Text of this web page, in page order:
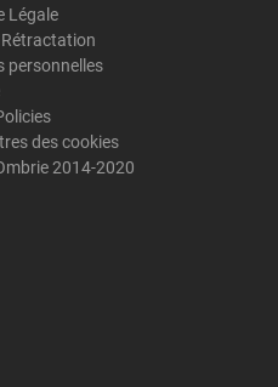
Légale
personnelles
des cookies
2014-2020